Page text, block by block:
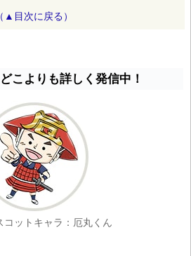
（▲目次に戻る）
こよりも詳しく発信中！
コットキャラ：厄丸くん